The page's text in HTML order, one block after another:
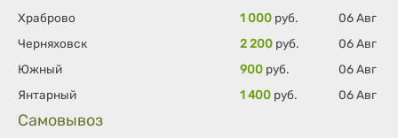
Храброво
1 000 руб.
06 Авг
Черняховск
2 200 руб.
06 Авг
Южный
900 руб.
06 Авг
Янтарный
1 400 руб. 06 Авг
Самовывоз